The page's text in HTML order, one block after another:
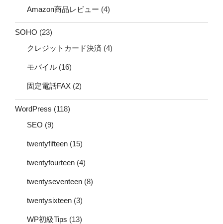
Amazon商品レビュー (4)
SOHO (23)
クレジットカード決済 (4)
モバイル (16)
固定電話FAX (2)
WordPress (118)
SEO (9)
twentyfifteen (15)
twentyfourteen (4)
twentyseventeen (8)
twentysixteen (3)
WP初級Tips (13)